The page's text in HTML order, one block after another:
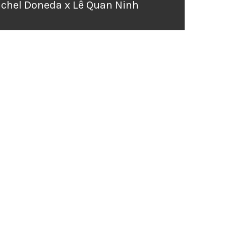
Doneda x Lê Quan Ninh